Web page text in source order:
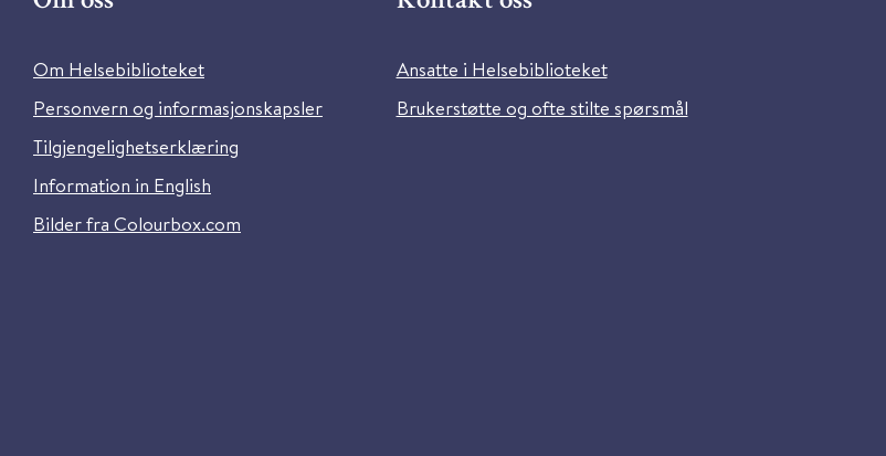
Om Helsebiblioteket
Personvern og informasjonskapsler
Tilgjengelighetserklæring
Information in English
Bilder fra Colourbox.com
Ansatte i Helsebiblioteket
Brukerstøtte og ofte stilte spørsmål